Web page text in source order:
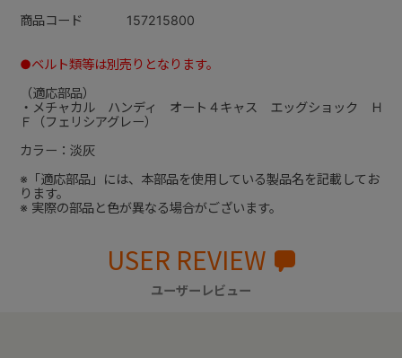
商品コード 157215800
●ベルト類等は別売りとなります。
（適応部品）
・メチャカル ハンディ オート４キャス エッグショック Ｈ
Ｆ（フェリシアグレー）
カラー：淡灰
※「適応部品」には、本部品を使用している製品名を記載してお
ります。
※ 実際の部品と色が異なる場合がございます。
USER REVIEW
ユーザーレビュー